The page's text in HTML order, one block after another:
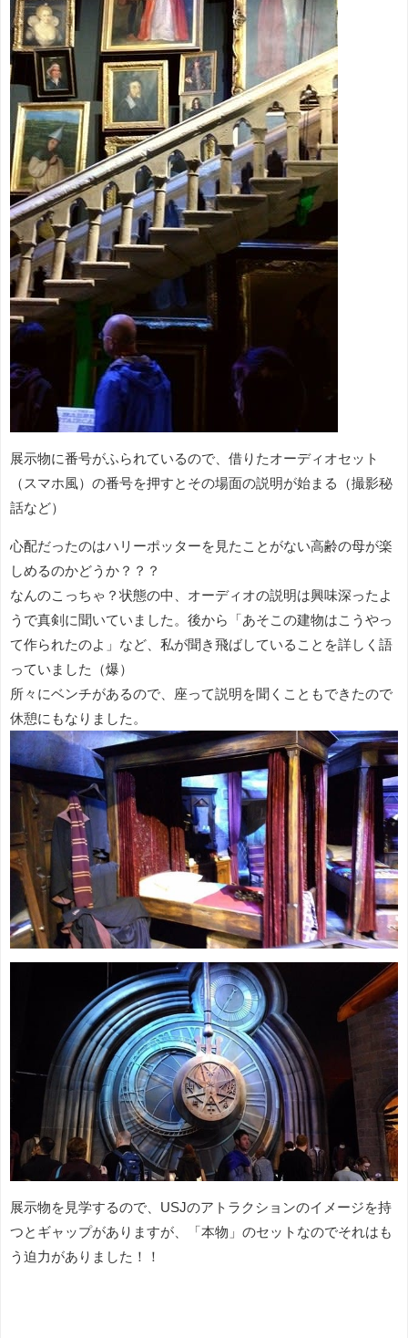
展示物に番号がふられているので、借りたオーディオセット
（スマホ風）の番号を押すとその場面の説明が始まる（撮影秘
話など）
心配だったのはハリーポッターを見たことがない高齢の母が楽
しめるのかどうか？？？
なんのこっちゃ？状態の中、オーディオの説明は興味深ったよ
うで真剣に聞いていました。後から「あそこの建物はこうやっ
て作られたのよ」など、私が聞き飛ばしていることを詳しく語
っていました（爆）
所々にベンチがあるので、座って説明を聞くこともできたので
休憩にもなりました。
展示物を見学するので、USJのアトラクションのイメージを持
つとギャップがありますが、「本物」のセットなのでそれはも
う迫力がありました！！